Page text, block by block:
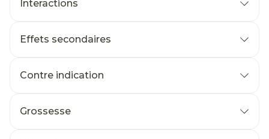
Interactions
Effets secondaires
Contre indication
Grossesse